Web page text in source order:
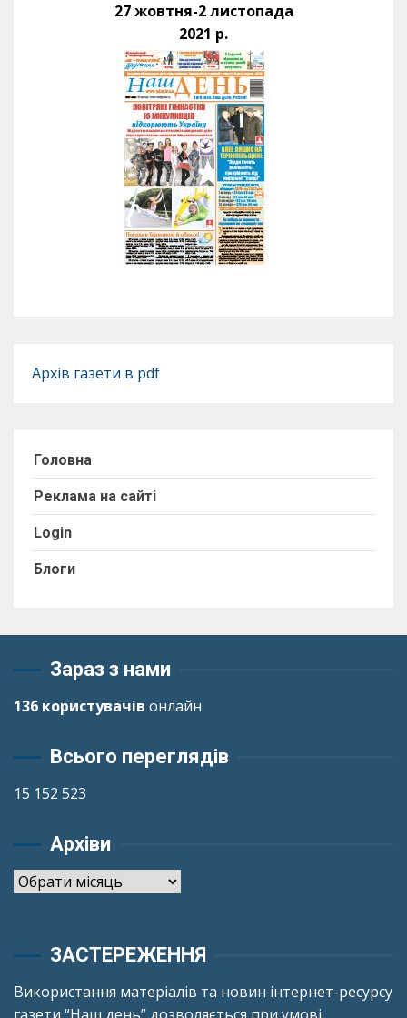
27 жовтня-2 листопада
2021 р.
Архів газети в pdf
Головна
Реклама на сайті
Login
Блоги
Зараз з нами
136 користувачів онлайн
Всього переглядів
15 152 523
Архіви
Архіви
ЗАСТЕРЕЖЕННЯ
Використання матеріалів та новин інтернет-ресурсу